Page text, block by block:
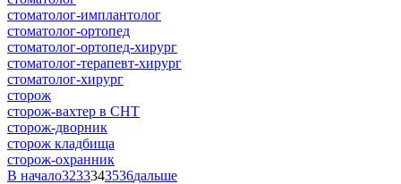
стоматолог-имплантолог
стоматолог-ортопед
стоматолог-ортопед-хирург
стоматолог-терапевт-хирург
стоматолог-хирург
сторож
сторож-вахтер в СНТ
сторож-дворник
сторож кладбища
сторож-охранник
В начало3233343536дальше